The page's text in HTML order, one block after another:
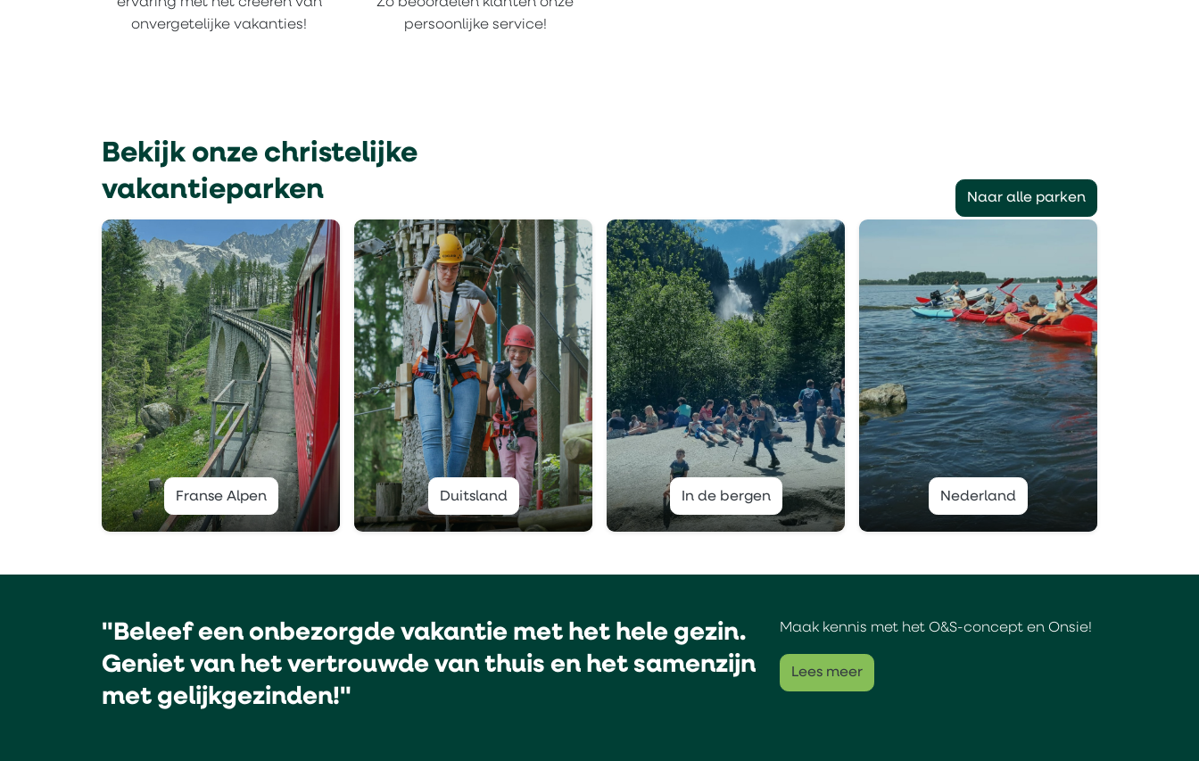
onvergetelijke vakanties!
persoonlijke service!
Bekijk onze christelijke
vakantieparken
Naar alle parken
Franse Alpen Duitsland In de bergen Nederland
"Beleef een onbezorgde vakantie met het hele gezin.
Geniet van het vertrouwde van thuis en het samenzijn
met gelijkgezinden!"
Maak kennis met het O&S-concept en Onsie!
Lees meer